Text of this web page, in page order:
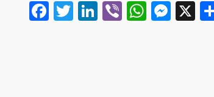
Facebook
Twitter
LinkedIn
Viber X